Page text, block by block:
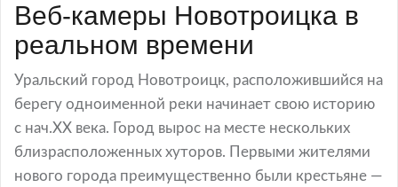
Веб-камеры Новотроицка в
реальном времени
Уральский город Новотроицк, расположившийся на
берегу одноименной реки начинает свою историю
с нач.ХХ века. Город вырос на месте нескольких
близрасположенных хуторов. Первыми жителями
нового города преимущественно были крестьяне —